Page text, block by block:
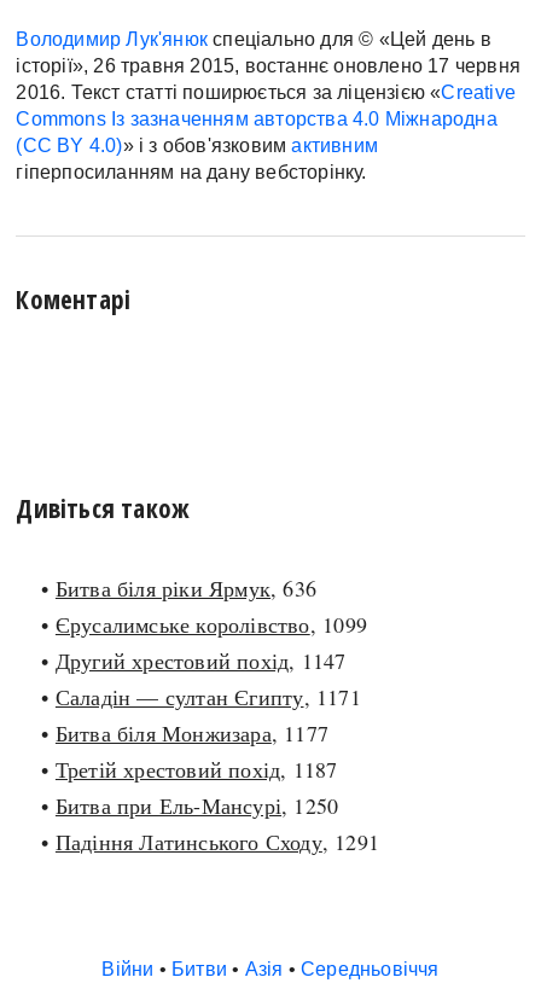
Володимир Лук'янюк спеціально для © «Цей день в
історії», 26 травня 2015, востаннє оновлено 17 червня
2016. Текст статті поширюється за ліцензією «Creative
Commons Із зазначенням авторства 4.0 Міжнародна
(CC BY 4.0)» і з обов'язковимактивним
гіперпосиланням на дану вебсторінку.
Коментарі
Дивіться також
• Битва біля ріки Ярмук, 636
• Єрусалимське королівство, 1099
• Другий хрестовий похід, 1147
• Саладін — султан Єгипту, 1171
• Битва біля Монжизара, 1177
• Третій хрестовий похід, 1187
• Битва при Ель-Мансурі, 1250
• Падіння Латинського Сходу, 1291
Війни • Битви • Азія • Середньовіччя